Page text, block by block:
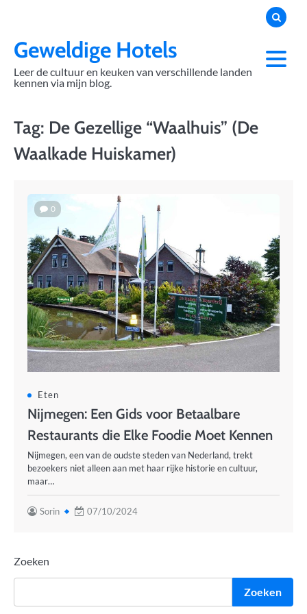
contentGeweldige Hotels
Leer de cultuur en keuken van verschillende landen
kennen via mijn blog.
Tag: De Gezellige “Waalhuis” (De
Waalkade Huiskamer)
0
Eten
Nijmegen: Een Gids voor Betaalbare
Restaurants die Elke Foodie Moet Kennen
Nijmegen, een van de oudste steden van Nederland, trekt
bezoekers niet alleen aan met haar rijke historie en cultuur,
maar…
Sorin 07/10/2024
Zoeken
Zoeken